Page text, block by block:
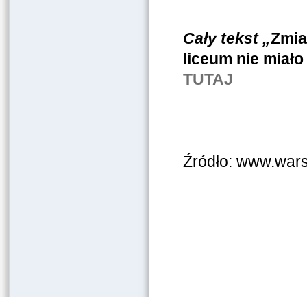
Cały tekst „
liceum nie
TUTAJ
Źródło: